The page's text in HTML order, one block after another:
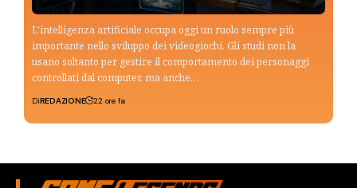
L'intelligenza artificiale occupa oggi un ruolo sempre più
importante nello sviluppo dei videogiochi. Gli studi non la
usano soltanto per gestire il comportamento dei personaggi
controllati dal computer, ma anche…
DiREDAZIONE 22 ore fa